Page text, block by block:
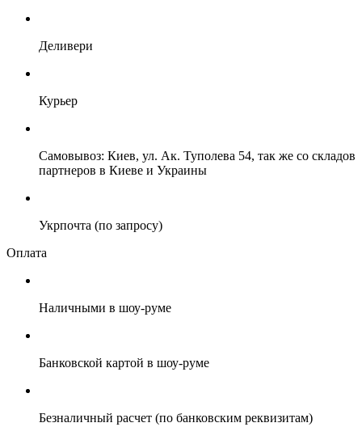
Деливери
Курьер
Самовывоз: Киев, ул. Ак. Туполева 54, так же со складов
партнеров в Киеве и Украины
Укрпочта (по запросу)
Оплата
Наличными в шоу-руме
Банковской картой в шоу-руме
Безналичный расчет (по банковским реквизитам)